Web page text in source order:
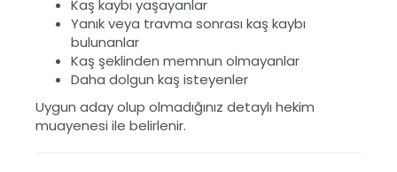
Kaş kaybı yaşayanlar
Yanık veya travma sonrası kaş kaybı
bulunanlar
Kaş şeklinden memnun olmayanlar
Daha dolgun kaş isteyenler
Uygun aday olup olmadığınız detaylı hekim
muayenesi ile belirlenir.